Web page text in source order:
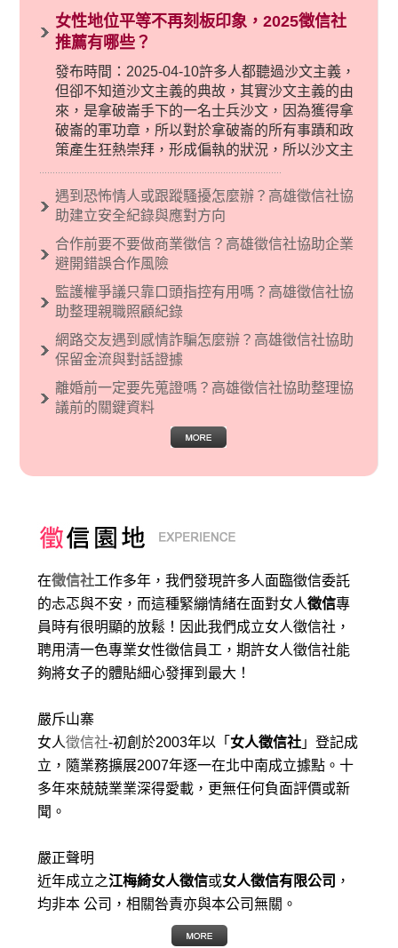
女性地位平等不再刻板印象，2025徵信社
推薦有哪些？
發布時間：2025-04-10許多人都聽過沙文主義，
但卻不知道沙文主義的典故，其實沙文主義的由
來，是拿破崙手下的一名士兵沙文，因為獲得拿
破崙的軍功章，所以對於拿破崙的所有事蹟和政
策產生狂熱崇拜，形成偏執的狀況，所以沙文主
義後來就被拿來暗指偏見和歧視，而且有沙文主
義傾向的人，通常對於自己的國家和民族有超強
烈的卓越感，因而瞧不起其他國家的人，所以沙
現了男性沙文…
遇到恐怖情人或跟蹤騷擾怎麼辦？高雄徵信社協
助建立安全紀錄與應對方向
合作前要不要做商業徵信？高雄徵信社協助企業
避開錯誤合作風險
監護權爭議只靠口頭指控有用嗎？高雄徵信社協
助整理親職照顧紀錄
網路交友遇到感情詐騙怎麼辦？高雄徵信社協助
保留金流與對話證據
離婚前一定要先蒐證嗎？高雄徵信社協助整理協
議前的關鍵資料
在徵信社工作多年，我們發現許多人面臨徵信委託
的忐忑與不安，而這種緊繃情緒在面對女人徵信專
員時有很明顯的放鬆！因此我們成立女人徵信社，
聘用清一色專業女性徵信員工，期許女人徵信社能
夠將女子的體貼細心發揮到最大 ！
嚴斥山寨
女人徵信社-初創於2003年以「 女人徵信社 」登記成
立，隨業務擴展2007年逐一在北中南成立據點。十
多年來兢兢業業深得愛載，更無任何負面評價或新
聞。
嚴正聲明
近年成立之江梅綺女人徵信或女人徵信有限公司 ，
均非本 公司，相關咎責亦與本公司無關。